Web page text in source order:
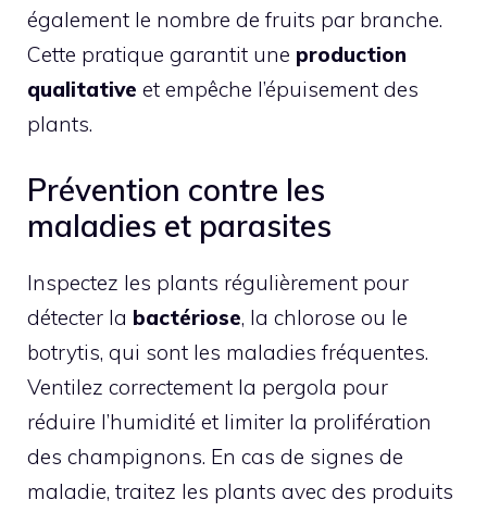
également le nombre de fruits par branche.
Cette pratique garantit une production
qualitative et empêche l’épuisement des
plants.
Prévention contre les
maladies et parasites
Inspectez les plants régulièrement pour
détecter la bactériose, la chlorose ou le
botrytis, qui sont les maladies fréquentes.
Ventilez correctement la pergola pour
réduire l’humidité et limiter la prolifération
des champignons. En cas de signes de
maladie, traitez les plants avec des produits